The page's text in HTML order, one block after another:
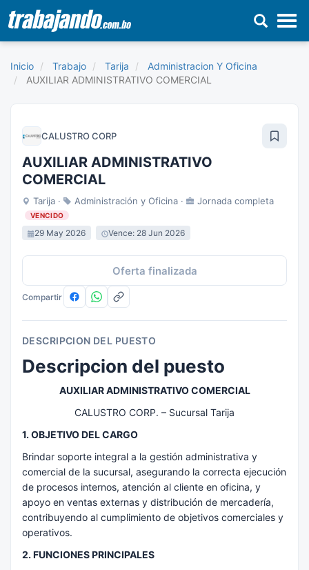
contenido
Inicio Trabajo Tarija
Administracion Y Oficina
AUXILIAR ADMINISTRATIVO COMERCIAL
CALUSTRO CORP
AUXILIAR ADMINISTRATIVO
COMERCIAL
Tarija · Administración y Oficina · Jornada completa
VENCIDO
29 May 2026 Vence: 28 Jun 2026
Oferta finalizada
Compartir
DESCRIPCION DEL PUESTO
Descripcion del puesto
AUXILIAR ADMINISTRATIVO COMERCIAL
CALUSTRO CORP. – Sucursal Tarija
1. OBJETIVO DEL CARGO
Brindar soporte integral a la gestión administrativa y
comercial de la sucursal, asegurando la correcta ejecución
de procesos internos, atención al cliente en oficina, y
apoyo en ventas externas y distribución de mercadería,
contribuyendo al cumplimiento de objetivos comerciales y
operativos.
2. FUNCIONES PRINCIPALES